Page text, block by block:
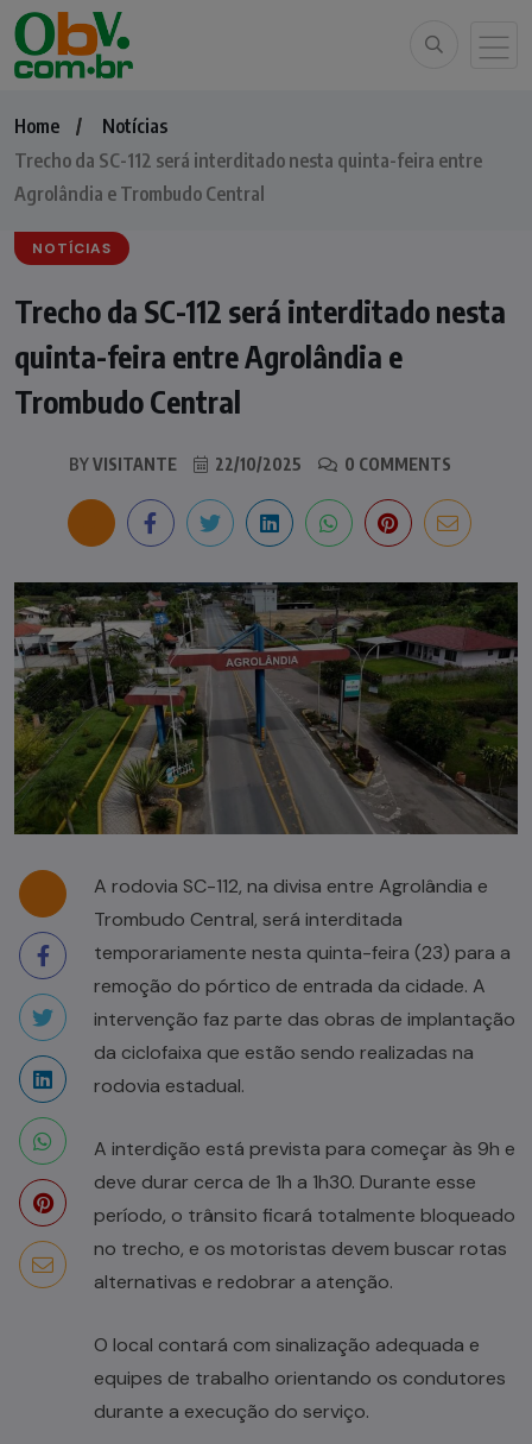
Home
Notícias
Trecho da SC-112 será interditado nesta quinta-feira entre
Agrolândia e Trombudo Central
NOTÍCIAS
Trecho da SC-112 será interditado nesta
quinta-feira entre Agrolândia e
Trombudo Central
BYVISITANTE 22/10/2025 0 COMMENTS
A rodovia SC-112, na divisa entre Agrolândia e
Trombudo Central, será interditada
temporariamente nesta quinta-feira (23) para a
remoção do pórtico de entrada da cidade. A
intervenção faz parte das obras de implantação
da ciclofaixa que estão sendo realizadas na
rodovia estadual.
A interdição está prevista para começar às 9h e
deve durar cerca de 1h a 1h30. Durante esse
período, o trânsito ficará totalmente bloqueado
no trecho, e os motoristas devem buscar rotas
alternativas e redobrar a atenção.
O local contará com sinalização adequada e
equipes de trabalho orientando os condutores
durante a execução do serviço.